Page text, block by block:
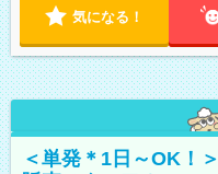
気になる！
＜単発＊1日～OK！